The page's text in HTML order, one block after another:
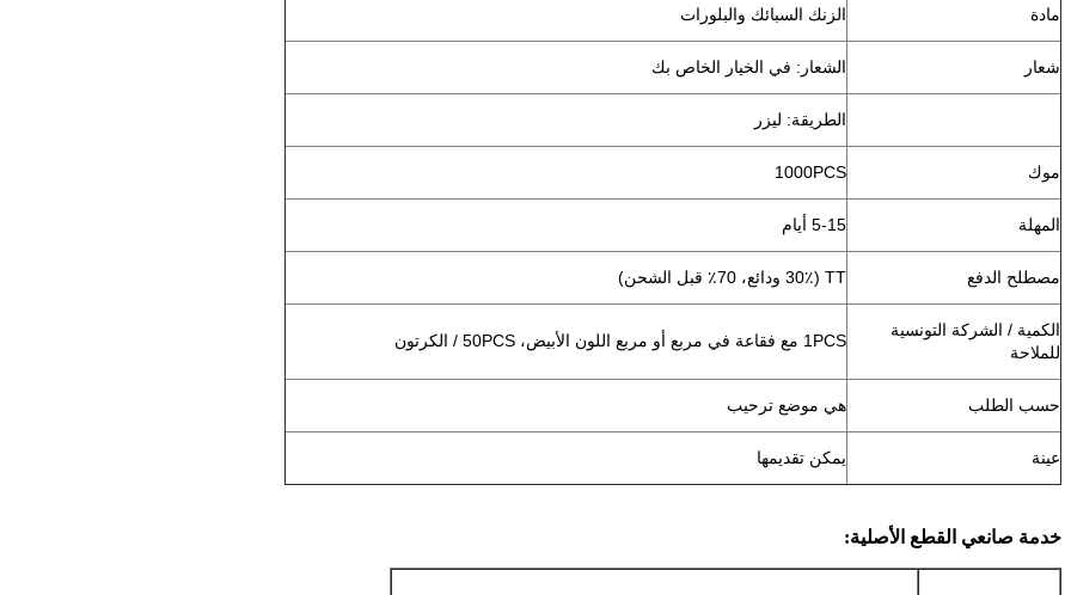
مادة الزنك السبائك والبلورات
شعار الشعار: في الخيار الخاص بك
الطريقة: ليزر
موك 1000PCS
المهلة 5-15 أيام
مصطلح الدفع TT (30٪ ودائع، 70٪ قبل الشحن)
الكمية / الشركة التونسية
للملاحة
1PCS مع فقاعة في مربع أو مربع اللون الأبيض، 50PCS / الكرتون
حسب الطلب هي موضع ترحيب
عينة يمكن تقديمها
خدمة صانعي القطع الأصلية: